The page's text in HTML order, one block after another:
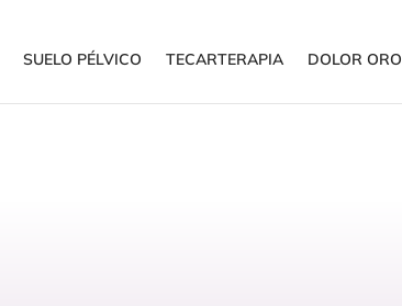
SUELO PÉLVICO TECARTERAPIA DOLOR